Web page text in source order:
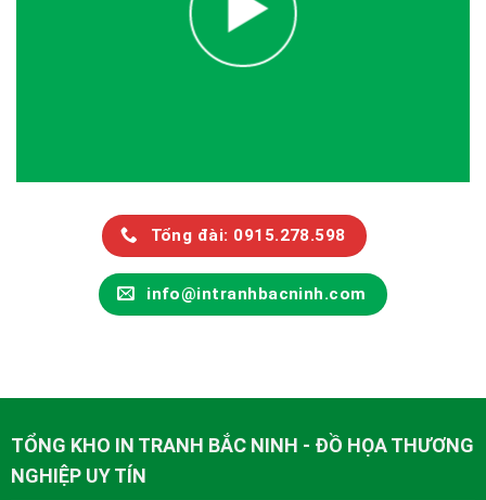
Tổng đài: 0915.278.598
info@intranhbacninh.com
TỔNG KHO IN TRANH BẮC NINH - ĐỒ HỌA THƯƠNG
NGHIỆP UY TÍN